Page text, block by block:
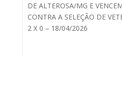
DE ALTEROSA/MG E
CONTRA A SELEÇÃO DE
2 X 0 – 18/04/2026